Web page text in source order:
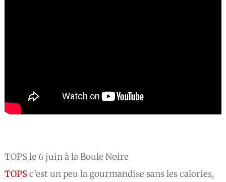
TOPS le 6 juin à la Boule Noire
TOPSc’est un peu la gourmandise sans les calories,